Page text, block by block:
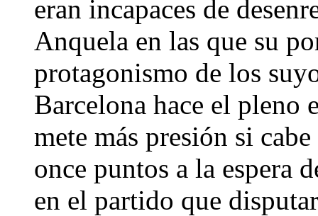
eran incapaces de
Anquela en las que su
protagonismo de los
Barcelona hace el pleno
mete más presión si
once puntos a la espera
en el partido que